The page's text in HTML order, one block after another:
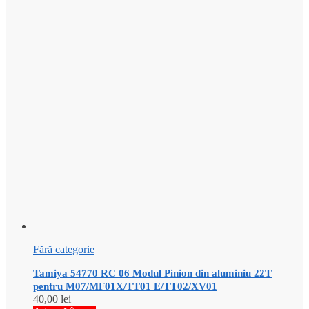
Fără categorie
Tamiya 54770 RC 06 Modul Pinion din aluminiu 22T
pentru M07/MF01X/TT01 E/TT02/XV01
40,00 lei